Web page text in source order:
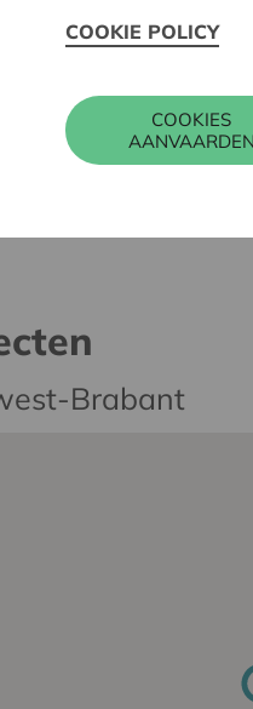
1860 MEISE
Brabant
COOKIE POLICY
COOKIES
AANVAARDEN